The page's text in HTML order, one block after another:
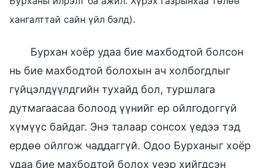
хангалттай сайн үйл бэлд).
Бурхан хоёр удаа бие махбодтой болсон
нь бие махбодтой болохын ач холбогдлыг
гүйцэлдүүлдгийн тухайд бол, туршлага
дутмагаасаа болоод үүнийг ер ойлгодоггүй
хүмүүс байдаг. Энэ талаар сонсох үедээ тэд
ердөө ойлгож чаддаггүй. Одоо Бурханыг хоёр
удаа бие махбодтой болох үеэр хийгдсэн